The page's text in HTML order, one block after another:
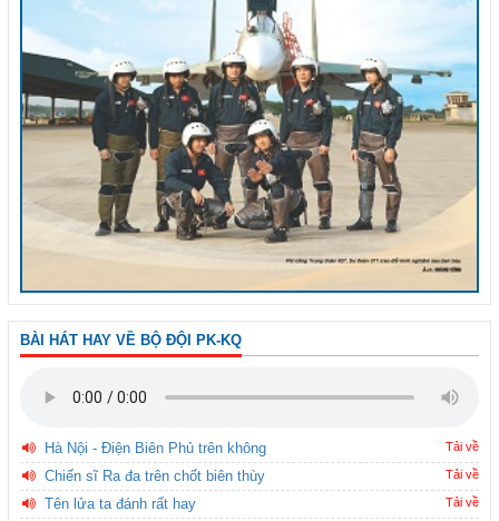
BÀI HÁT HAY VỀ BỘ ĐỘI PK-KQ
Hà Nội - Điện Biên Phủ trên không Tải về
Chiến sĩ Ra đa trên chốt biên thùy Tải về
Tên lửa ta đánh rất hay Tải về